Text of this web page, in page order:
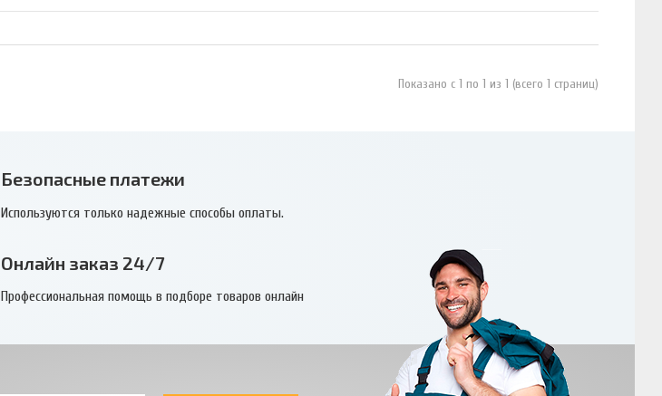
Показано с 1 по 1 из 1 (всего 1 страниц)
Безопасные платежи
Используются только надежные способы оплаты.
Онлайн заказ 24/7
Профессиональная помощь в подборе товаров онлайн